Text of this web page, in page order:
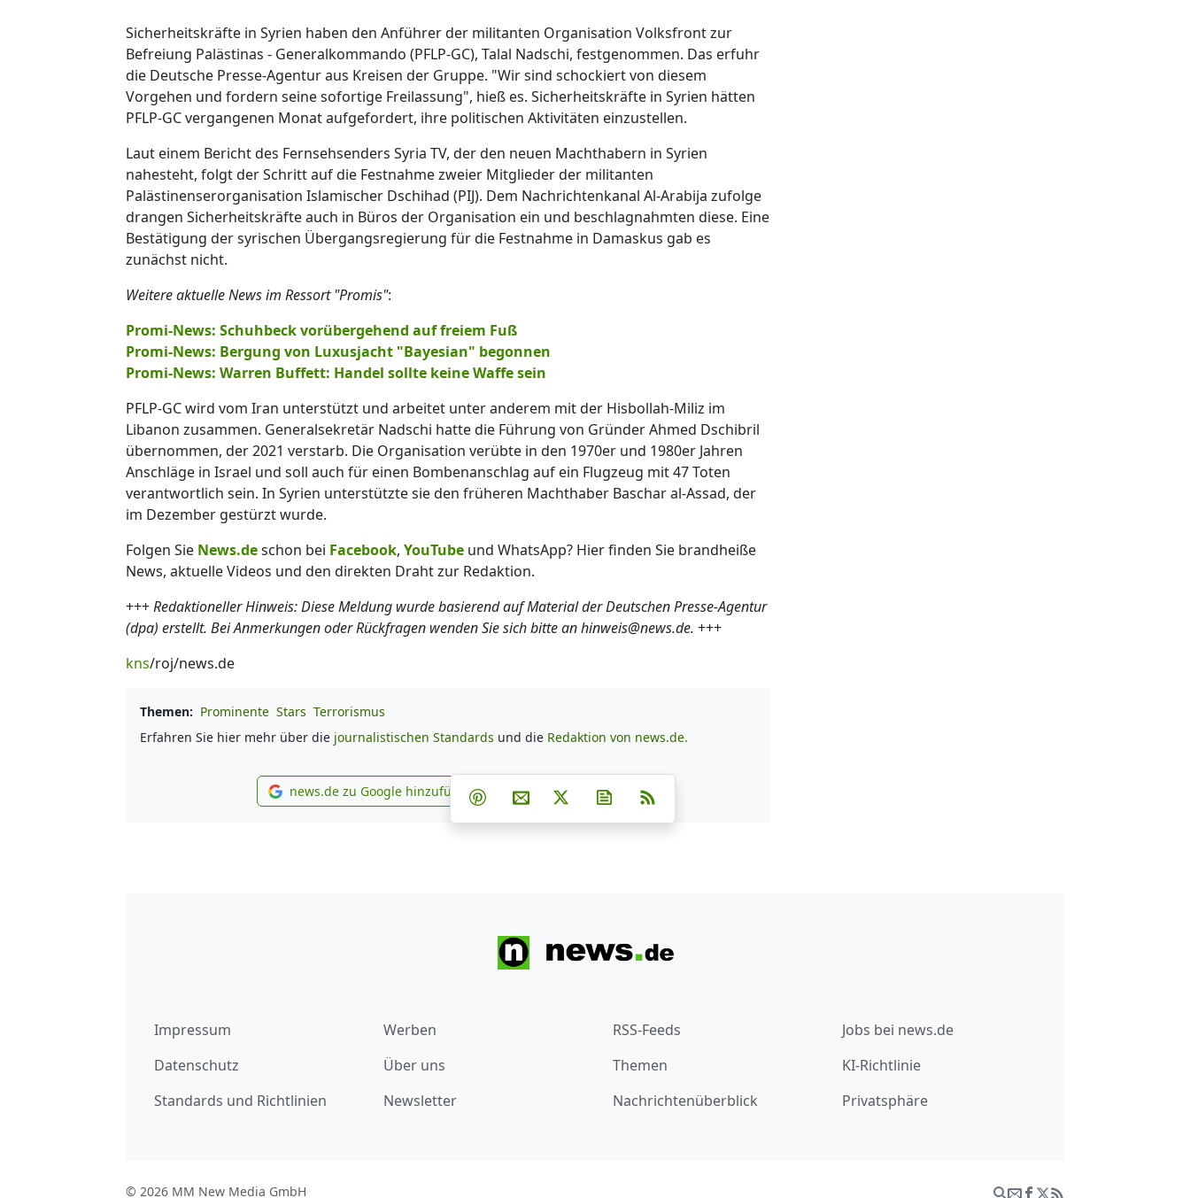
Sicherheitskräfte in Syrien haben den Anführer der militanten Organisation Volksfront zur
Befreiung Palästinas - Generalkommando (PFLP-GC), Talal Nadschi, festgenommen. Das erfuhr
die Deutsche Presse-Agentur aus Kreisen der Gruppe. "Wir sind schockiert von diesem
Vorgehen und fordern seine sofortige Freilassung", hieß es. Sicherheitskräfte in Syrien hätten
PFLP-GC vergangenen Monat aufgefordert, ihre politischen Aktivitäten einzustellen.
Laut einem Bericht des Fernsehsenders Syria TV, der den neuen Machthabern in Syrien
nahesteht, folgt der Schritt auf die Festnahme zweier Mitglieder der militanten
Palästinenserorganisation Islamischer Dschihad (PIJ). Dem Nachrichtenkanal Al-Arabija zufolge
drangen Sicherheitskräfte auch in Büros der Organisation ein und beschlagnahmten diese. Eine
Bestätigung der syrischen Übergangsregierung für die Festnahme in Damaskus gab es
zunächst nicht.
Weitere aktuelle News im Ressort "Promis":
Promi-News: Schuhbeck vorübergehend auf freiem Fuß
Promi-News: Bergung von Luxusjacht "Bayesian" begonnen
Promi-News: Warren Buffett: Handel sollte keine Waffe sein
PFLP-GC wird vom Iran unterstützt und arbeitet unter anderem mit der Hisbollah-Miliz im
Libanon zusammen. Generalsekretär Nadschi hatte die Führung von Gründer Ahmed Dschibril
übernommen, der 2021 verstarb. Die Organisation verübte in den 1970er und 1980er Jahren
Anschläge in Israel und soll auch für einen Bombenanschlag auf ein Flugzeug mit 47 Toten
verantwortlich sein. In Syrien unterstützte sie den früheren Machthaber Baschar al-Assad, der
im Dezember gestürzt wurde.
Folgen Sie News.deschon bei Facebook, YouTube und WhatsApp? Hier finden Sie brandheiße
News, aktuelle Videos und den direkten Draht zur Redaktion.
+++Redaktioneller Hinweis: Diese Meldung wurde basierend auf Material der Deutschen Presse-Agentur
(dpa) erstellt. Bei Anmerkungen oder Rückfragen wenden Sie sich bitte an hinweis@news.de. +++
kns/roj/news.de
Themen: Prominente Stars Terrorismus
Erfahren Sie hier mehr über die journalistischen Standards und die Redaktion von news.de.
news.de zu Google hinzufügen
news.de zu Google hinzufügen Teilen auf Facebook
Teilen auf Whatsapp
Teilen auf Telegram
Teilen auf Pinterest
Per E-Mail teilen
Post auf XNewsletter abonnieren
Impressum
Datenschutz
Standards und Richtlinien
Werben
Über uns
Newsletter
RSS-Feeds
Themen
Nachrichtenüberblick
Jobs bei news.de
KI-Richtlinie
Privatsphäre
© 2026 MM New Media GmbH